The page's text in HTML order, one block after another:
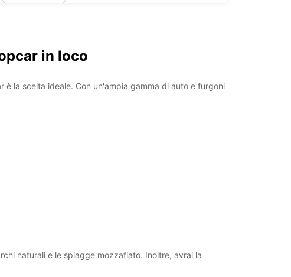
in loco
la scelta ideale. Con un'ampia gamma di auto e furgoni
naturali e le spiagge mozzafiato. Inoltre, avrai la